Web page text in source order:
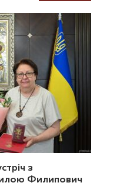
з
Филипович